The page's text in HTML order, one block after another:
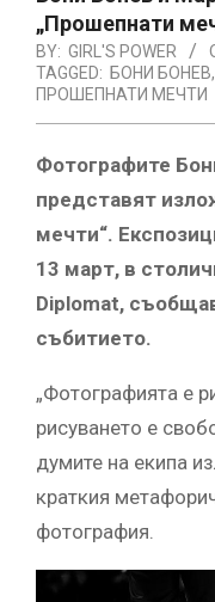
„Прошепнати
BY: GIRL'S POWER
TAGGED: БОНИ БОНЕВ,
ПРОШЕПНАТИ МЕЧТИ
Фотографите
представят
мечти“.
13 март, в
Diplomat,
събитието.
„Фотографията е
рисуването е
думите на екипа
краткия
фотография.